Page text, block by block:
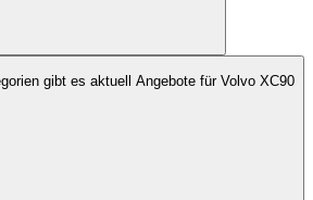
gibt es aktuell Angebote für Volvo XC90